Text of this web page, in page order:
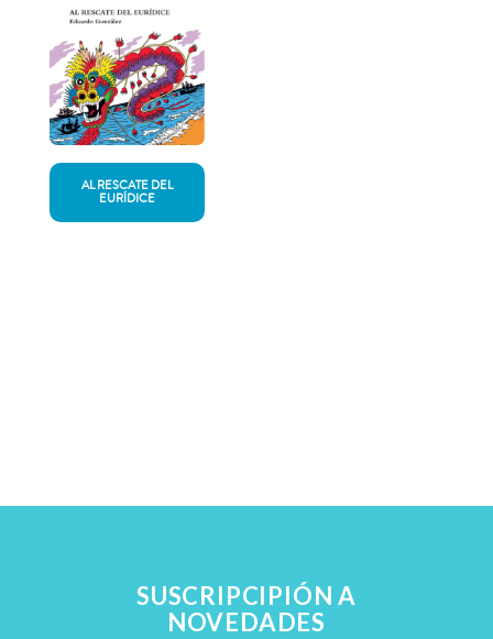
AL RESCATE DEL
EURÍDICE
SUSCRIPCIPIÓN A
NOVEDADES